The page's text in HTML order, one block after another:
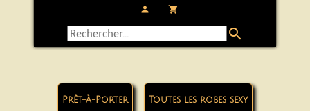
person local_grocery_store
search
Prêt-à-Porter Toutes les robes sexy